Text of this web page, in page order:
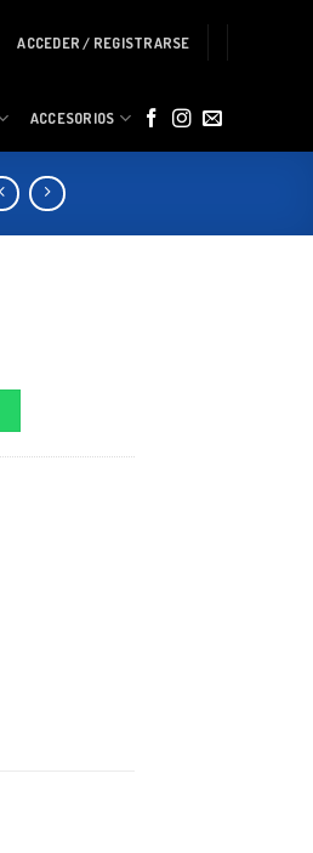
ACCEDER / REGISTRARSE
ACCESORIOS